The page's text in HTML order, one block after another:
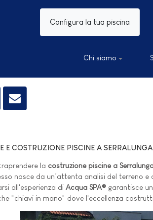
Configura la tua piscina
Chi siamo
E COSTRUZIONE PISCINE A
la costruzione piscine a
nasce da un’attenta analisi del terreno
all'esperienza di Acqua SPA® garantisce
"chiavi in mano" dove l'eccellenza